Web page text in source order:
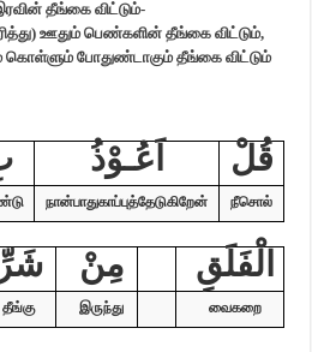
தீங்கை விட்டும்-
ஊதும் பெண்களின் தீங்கை விட்டும்,
போதுண்டாகும் தீங்கை விட்டும்
اَعُـوْذُ قُلْ
நான்பாதுகாப்புத்தேடுகிறேன் நீசொல்
مِنْ الْفَلَقِ
தீங்கு இருந்து வைகறை